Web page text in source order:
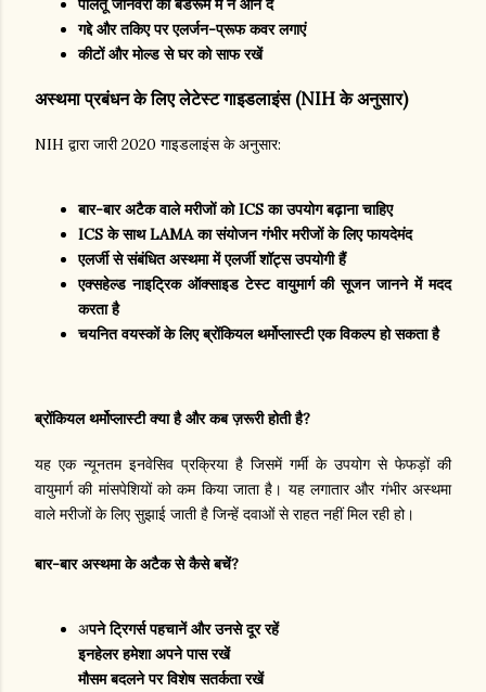
पालतू जानवरों को बेडरूम में न आने दें
गद्दे और तकिए पर एलर्जन-प्रूफ कवर लगाएं
कीटों और मोल्ड से घर को साफ रखें
अस्थमा प्रबंधन के लिए लेटेस्ट गाइडलाइंस (NIH के अनुसार)
NIH द्वारा जारी 2020 गाइडलाइंस के अनुसार:
बार-बार अटैक वाले मरीजों को ICS का उपयोग बढ़ाना चाहिए
ICS के साथ LAMA का संयोजन गंभीर मरीजों के लिए फायदेमंद
एलर्जी से संबंधित अस्थमा में एलर्जी शॉट्स उपयोगी हैं
एक्सहेल्ड नाइट्रिक ऑक्साइड टेस्ट वायुमार्ग की सूजन जानने में मदद
करता है
चयनित वयस्कों के लिए ब्रोंकियल थर्मोप्लास्टी एक विकल्प हो सकता है
ब्रोंकियल थर्मोप्लास्टी क्या है और कब ज़रूरी होती है?
यह एक न्यूनतम इनवेसिव प्रक्रिया है जिसमें गर्मी के उपयोग से फेफड़ों की
वायुमार्ग की मांसपेशियों को कम किया जाता है। यह लगातार और गंभीर अस्थमा
वाले मरीजों के लिए सुझाई जाती है जिन्हें दवाओं से राहत नहीं मिल रही हो।
बार-बार अस्थमा के अटैक से कैसे बचें?
अपने ट्रिगर्स पहचानें और उनसे दूर रहें
इनहेलर हमेशा अपने पास रखें
मौसम बदलने पर विशेष सतर्कता रखें